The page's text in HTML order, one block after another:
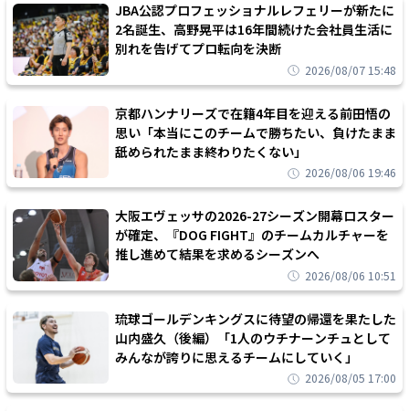
JBA公認プロフェッショナルレフェリーが新たに
2名誕生、高野晃平は16年間続けた会社員生活に
別れを告げてプロ転向を決断
2026/08/07 15:48
京都ハンナリーズで在籍4年目を迎える前田悟の
思い「本当にこのチームで勝ちたい、負けたまま
舐められたまま終わりたくない」
2026/08/06 19:46
大阪エヴェッサの2026-27シーズン開幕ロスター
が確定、『DOG FIGHT』のチームカルチャーを
推し進めて結果を求めるシーズンへ
2026/08/06 10:51
琉球ゴールデンキングスに待望の帰還を果たした
山内盛久（後編）「1人のウチナーンチュとして
みんなが誇りに思えるチームにしていく」
2026/08/05 17:00